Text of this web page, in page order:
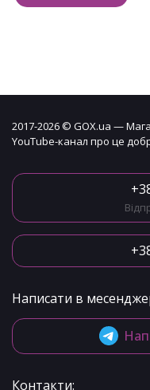
2017-2026 © GOX.ua —
YouTube-канал про це
Написати в
Контакти: